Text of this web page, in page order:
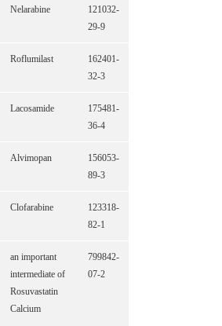
Nelarabine
121032-
29-9
Roflumilast
162401-
32-3
Lacosamide
175481-
36-4
Alvimopan
156053-
89-3
Clofarabine
123318-
82-1
an important
intermediate of
Rosuvastatin
Calcium
799842-
07-2